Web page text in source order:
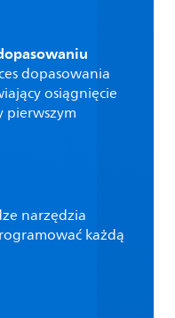
dopasowania
osiągnięcie
pierwszym
narzędzia
każdą